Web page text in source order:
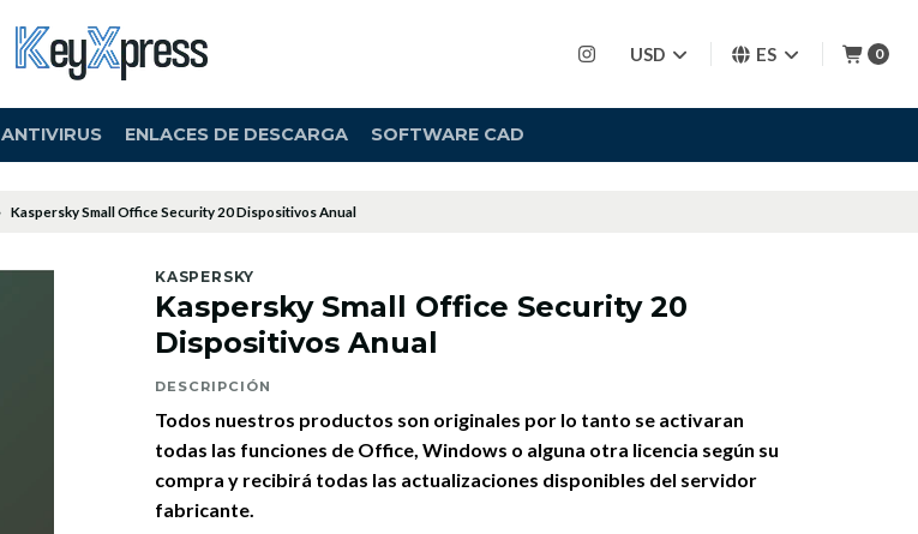
USD ES 0
ANTIVIRUS ENLACES DE DESCARGA SOFTWARE CAD
Kaspersky Small Office Security 20 Dispositivos Anual
KASPERSKY
Kaspersky Small Office Security 20
Dispositivos Anual
DESCRIPCIÓN
Todos nuestros productos son originales por lo tanto se activaran
todas las funciones de Office, Windows o alguna otra licencia según su
compra y recibirá todas las actualizaciones disponibles del servidor
fabricante.